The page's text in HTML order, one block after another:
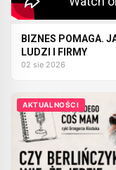
BIZNES POMAGA.
LUDZI I FIRMY
02 sie 2026
AKTUALNOŚCI